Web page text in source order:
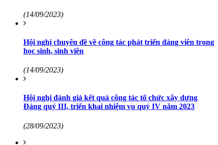
(14/09/2023)
Hội nghị chuyên đề về công tác phát triển đảng viên trong
học sinh, sinh viên
(14/09/2023)
Hội nghị đánh giá kết quả công tác tổ chức xây dựng
Đảng quý III, triển khai nhiệm vụ quý IV năm 2023
(28/09/2023)